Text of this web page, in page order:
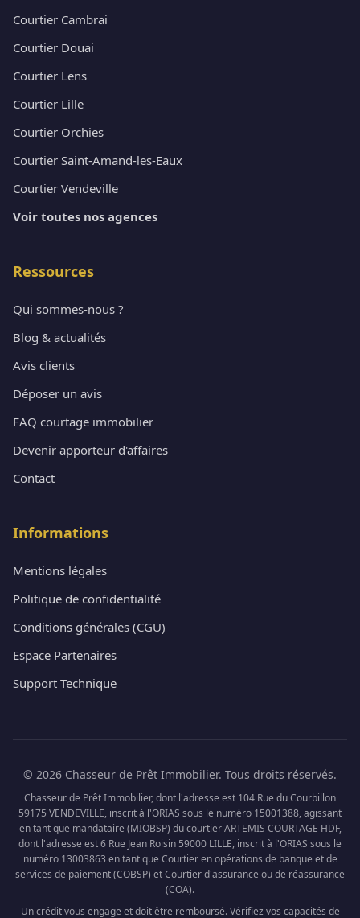
Courtier Cambrai
Courtier Douai
Courtier Lens
Courtier Lille
Courtier Orchies
Courtier Saint-Amand-les-Eaux
Courtier Vendeville
Voir toutes nos agences
Ressources
Qui sommes-nous ?
Blog & actualités
Avis clients
Déposer un avis
FAQ courtage immobilier
Devenir apporteur d'affaires
Contact
Informations
Mentions légales
Politique de confidentialité
Conditions générales (CGU)
Espace Partenaires
Support Technique
© 2026 Chasseur de Prêt Immobilier. Tous droits réservés.
Chasseur de Prêt Immobilier, dont l'adresse est 104 Rue du Courbillon
59175 VENDEVILLE, inscrit à l'ORIAS sous le numéro 15001388, agissant
en tant que mandataire (MIOBSP) du courtier ARTEMIS COURTAGE HDF,
dont l'adresse est 6 Rue Jean Roisin 59000 LILLE, inscrit à l'ORIAS sous le
numéro 13003863 en tant que Courtier en opérations de banque et de
services de paiement (COBSP) et Courtier d'assurance ou de réassurance
(COA).
Un crédit vous engage et doit être remboursé. Vérifiez vos capacités de